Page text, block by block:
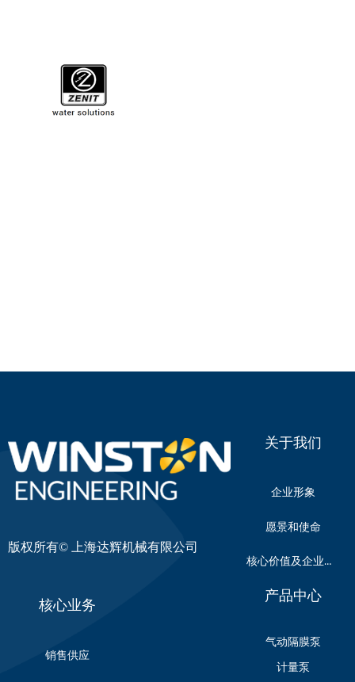
版权所有© 上海达辉机械有限公司
关于我们
企业形象
愿景和使命
核心价值及企业文化
核心业务
销售供应
产品中心
气动隔膜泵
计量泵